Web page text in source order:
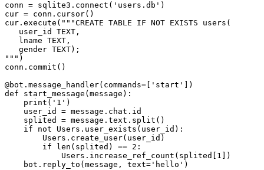
conn = sqlite3.connect('users.db')
cur = conn.cursor()
cur.execute("""CREATE TABLE IF NOT EXISTS users(
   user_id TEXT,
   lname TEXT,
   gender TEXT);
""")
conn.commit()
@bot.message_handler(commands=['start'])
def start_message(message):
    print('1')
    user_id = message.chat.id
    splited = message.text.split()
    if not Users.user_exists(user_id):
        Users.create_user(user_id)
        if len(splited) == 2:
            Users.increase_ref_count(splited[1])
    bot.reply_to(message, text='hello')